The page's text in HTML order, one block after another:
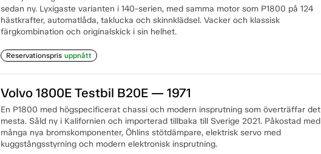
sedan ny. Lyxigaste varianten i 140-serien, med samma motor som P1800 på 124
hästkrafter, automatlåda, taklucka och skinnklädsel. Vacker och klassisk
färgkombination och originalskick i sin helhet.
Reservationspris uppnått
Volvo 1800E Testbil B20E — 1971
En P1800 med högspecificerat chassi och modern insprutning som överträffar det
mesta. Såld ny i Kalifornien och importerad tillbaka till Sverige 2021. Påkostad med
många nya bromskomponenter, Öhlins stötdämpare, elektrisk servo med
kuggstångsstyrning och modern elektronisk insprutning.